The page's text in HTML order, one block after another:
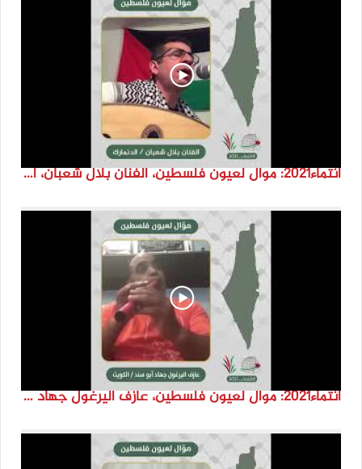
انتماء2021: موال لعيون فلسطين، الفنان بلال شعبان، الدنمارك
انتماء2021: موال لعيون فلسطين، عازف اليرغول جهاد أبو سند، الكويت